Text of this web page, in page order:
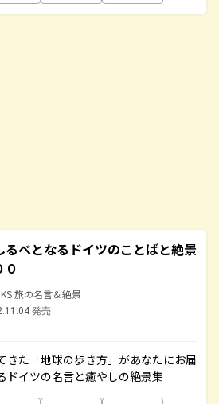
るべとなるドイツのことばと絶景
０
旅の名言＆絶景
発売
きた「地球の歩き方」があなたにお届
ドイツの名言と癒やしの絶景集